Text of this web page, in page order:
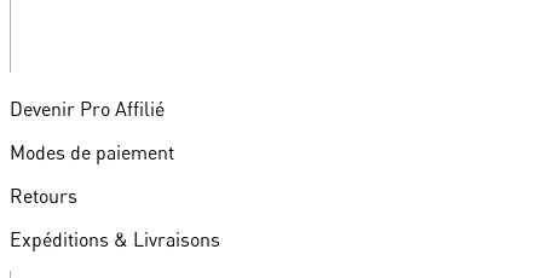
Devenir Pro Affilié
Modes de paiement
Retours
Expéditions & Livraisons